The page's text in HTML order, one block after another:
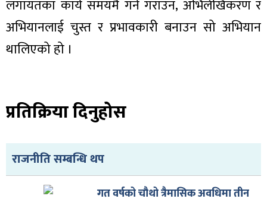
लगायतका कार्य समयमै गर्न गराउन, अभिलेखिकरण र
अभियानलाई चुस्त र प्रभावकारी बनाउन सो अभियान
थालिएको हो ।
प्रतिक्रिया दिनुहोस
राजनीति सम्बन्धि थप
गत वर्षको चौथो त्रैमासिक अवधिमा तीन